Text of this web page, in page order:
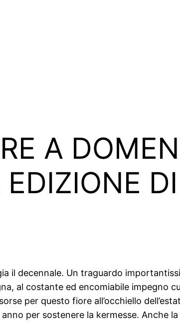
A
DI
il decennale. Un traguardo
al costante ed encomiabile impegno
per questo fiore all’occhiello
per sostenere la kermesse. Anche